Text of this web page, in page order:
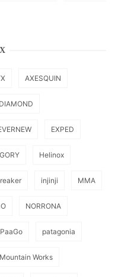
AXESQUIN
EXPED
Helinox
injinji MMA
NORRONA
PaaGo patagonia
Works